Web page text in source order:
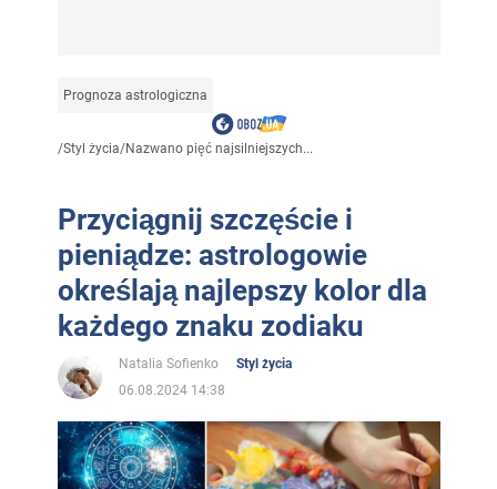
Prognoza astrologiczna
/Styl życia/Nazwano pięć najsilniejszych...
Przyciągnij szczęście i
pieniądze: astrologowie
określają najlepszy kolor dla
każdego znaku zodiaku
Natalia Sofienko
Styl życia
06.08.2024 14:38